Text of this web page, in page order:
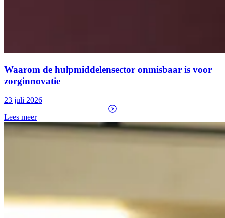
Waarom de hulpmiddelensector onmisbaar is voor
zorginnovatie
23 juli 2026
Lees meer